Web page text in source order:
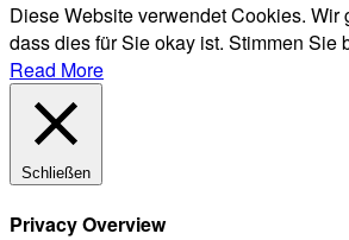
Diese Website verwendet Cookies. Wir
dass dies für Sie okay ist. Stimmen Sie
Read More
Schließen
Privacy Overview